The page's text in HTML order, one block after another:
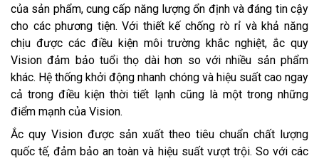
của sản phẩm, cung cấp năng lượng ổn định và đáng tin cậy
cho các phương tiện. Với thiết kế chống rò rỉ và khả năng
chịu được các điều kiện môi trường khắc nghiệt, ắc quy
Vision đảm bảo tuổi thọ dài hơn so với nhiều sản phẩm
khác. Hệ thống khởi động nhanh chóng và hiệu suất cao ngay
cả trong điều kiện thời tiết lạnh cũng là một trong những
điểm mạnh của Vision.
Ắc quy Vision được sản xuất theo tiêu chuẩn chất lượng
quốc tế, đảm bảo an toàn và hiệu suất vượt trội. So với các